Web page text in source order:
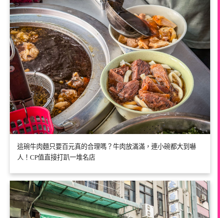
這碗牛肉麵只要百元真的合理嗎？牛肉放滿滿，連小碗都大到嚇
人！CP值直接打趴一堆名店